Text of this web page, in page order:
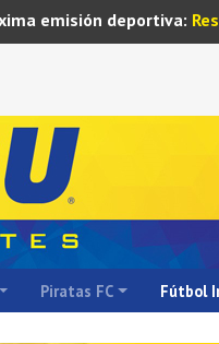
emisión deportiva:
Piratas FC Fútbol